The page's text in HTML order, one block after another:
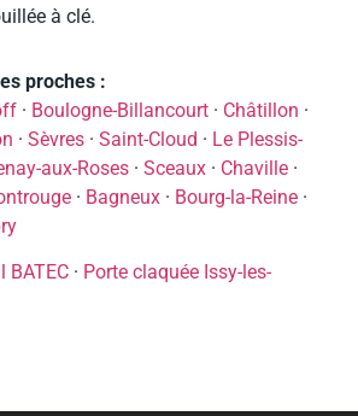
à clé.
proches :
· Boulogne-Billancourt · Châtillon ·
· Sèvres · Saint-Cloud · Le Plessis-
aux-Roses · Sceaux · Chaville ·
· Bagneux · Bourg-la-Reine ·
BATEC · Porte claquée Issy-les-